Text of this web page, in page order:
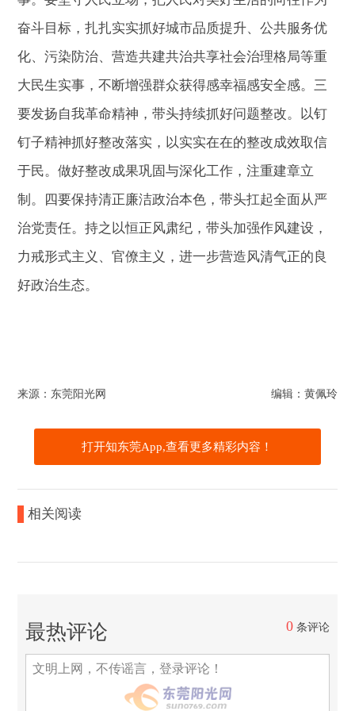
奋斗目标，扎扎实实抓好城市品质提升、公共服务优
化、污染防治、营造共建共治共享社会治理格局等重
大民生实事，不断增强群众获得感幸福感安全感。三
要发扬自我革命精神，带头持续抓好问题整改。以钉
钉子精神抓好整改落实，以实实在在的整改成效取信
于民。做好整改成果巩固与深化工作，注重建章立
制。四要保持清正廉洁政治本色，带头扛起全面从严
治党责任。持之以恒正风肃纪，带头加强作风建设，
力戒形式主义、官僚主义，进一步营造风清气正的良
好政治生态。
来源：东莞阳光网 编辑：黄佩玲
打开知东莞App,查看更多精彩内容！
相关阅读
最热评论 0 条评论